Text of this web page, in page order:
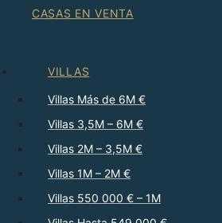
CASAS EN VENTA
VILLAS
Villas Más de 6M €
Villas 3,5M – 6M €
Villas 2M – 3,5M €
Villas 1M – 2M €
Villas 550 000 € – 1M